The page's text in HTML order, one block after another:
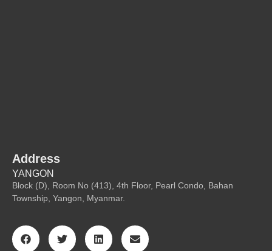
Address
YANGON
Block (D), Room No (413), 4th Floor, Pearl Condo, Bahan
Township, Yangon, Myanmar.